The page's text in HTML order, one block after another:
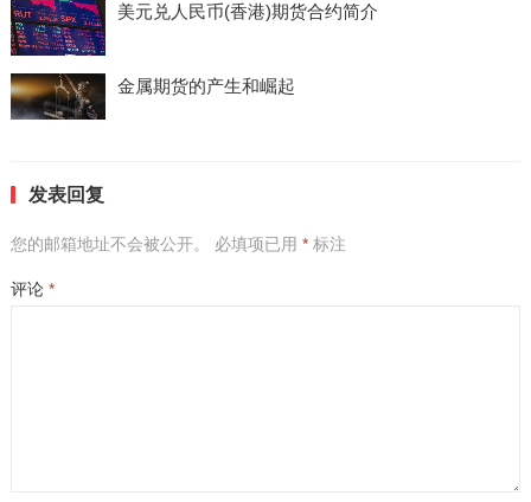
美元兑人民币(香港)期货合约简介
金属期货的产生和崛起
发表回复
您的邮箱地址不会被公开。 必填项已用 *标注
评论 *